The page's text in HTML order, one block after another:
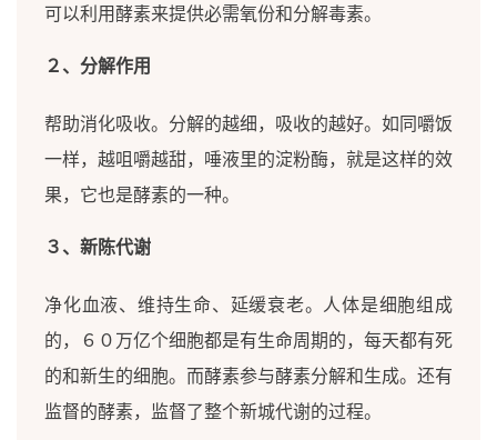
可以利用酵素来提供必需氧份和分解毒素。
２、分解作用
帮助消化吸收。分解的越细，吸收的越好。如同嚼饭
一样，越咀嚼越甜，唾液里的淀粉酶，就是这样的效
果，它也是酵素的一种。
３、新陈代谢
净化血液、维持生命、延缓衰老。人体是细胞组成
的，６０万亿个细胞都是有生命周期的，每天都有死
的和新生的细胞。而酵素参与酵素分解和生成。还有
监督的酵素，监督了整个新城代谢的过程。